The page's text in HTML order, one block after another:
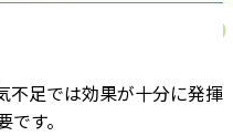
不足では効果が十分に発揮
す。